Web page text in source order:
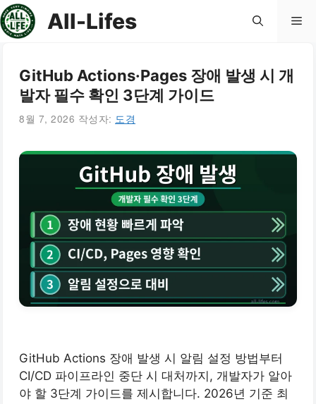
컨
텐
All-Lifes 메
GitHub Actions·Pages 장애 발생 시 개
발자 필수 확인 3단계 가이드
8월 7, 2026 작성자: 도경
GitHub Actions 장애 발생 시 알림 설정 방법부터
CI/CD 파이프라인 중단 시 대처까지, 개발자가 알아
야 할 3단계 가이드를 제시합니다. 2026년 기준 최